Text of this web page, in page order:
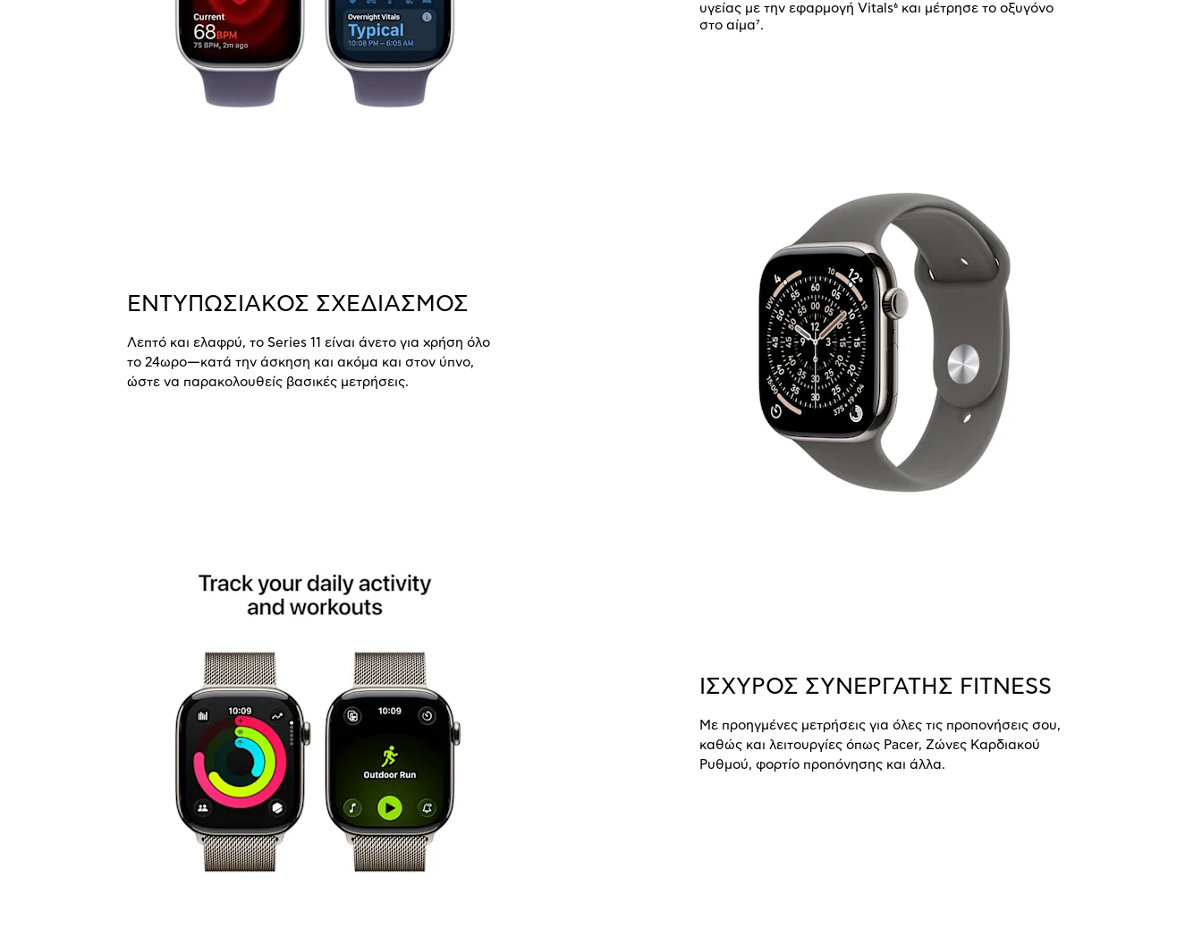
υγείας με την εφαρμογή Vitals⁶ και μέτρησε το οξυγόνο
στο αίμα⁷.
ΕΝΤΥΠΩΣΙΑΚΟΣ ΣΧΕΔΙΑΣΜΟΣ
Λεπτό και ελαφρύ, το Series 11 είναι άνετο για χρήση όλο
το 24ωρο—κατά την άσκηση και ακόμα και στον ύπνο,
ώστε να παρακολουθείς βασικές μετρήσεις.
ΙΣΧΥΡΟΣ ΣΥΝΕΡΓΑΤΗΣ FITNESS
Με προηγμένες μετρήσεις για όλες τις προπονήσεις σου,
καθώς και λειτουργίες όπως Pacer, Ζώνες Καρδιακού
Ρυθμού, φορτίο προπόνησης και άλλα.